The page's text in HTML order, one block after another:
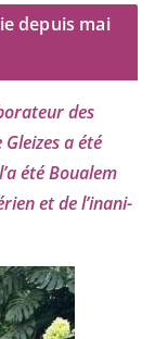
depuis mai
des
a été
été Boualem
et de l’i­na­ni­